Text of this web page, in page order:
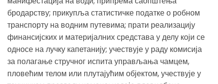
бродарству; прикупља статистичке податке о робном
транспорту на водним путевима; прати реализацију
финансијских и материјалних средстава у делу који се
односе на лучку капетанију; учествује у раду комисија
за полагање стручног испита управљања чамцем,
пловећим телом или плутајућим објектом, учествује у